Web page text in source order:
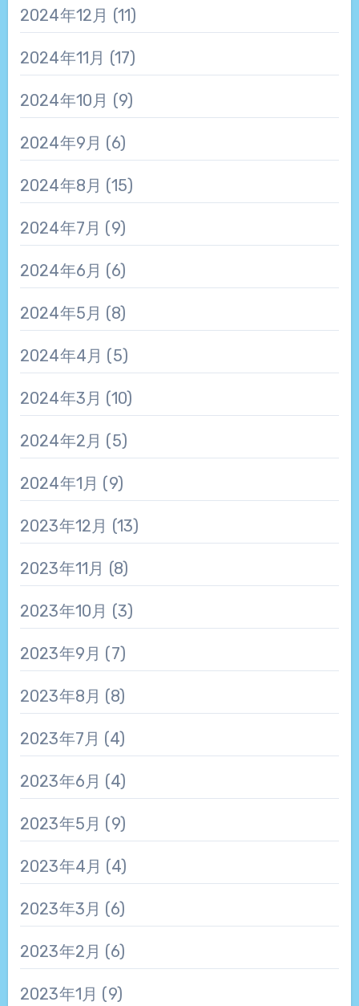
2024年12月 (11)
2024年11月 (17)
2024年10月 (9)
2024年9月 (6)
2024年8月 (15)
2024年7月 (9)
2024年6月 (6)
2024年5月 (8)
2024年4月 (5)
2024年3月 (10)
2024年2月 (5)
2024年1月 (9)
2023年12月 (13)
2023年11月 (8)
2023年10月 (3)
2023年9月 (7)
2023年8月 (8)
2023年7月 (4)
2023年6月 (4)
2023年5月 (9)
2023年4月 (4)
2023年3月 (6)
2023年2月 (6)
2023年1月 (9)